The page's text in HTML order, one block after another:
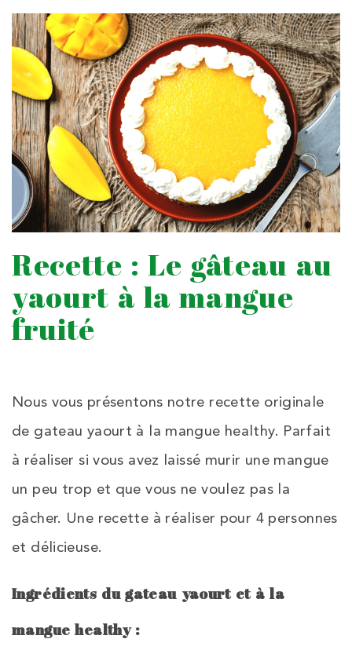
Recette : Le gâteau au
yaourt à la mangue
fruité
Nous vous présentons notre recette originale
de gateau yaourt à la mangue healthy. Parfait
à réaliser si vous avez laissé murir une mangue
un peu trop et que vous ne voulez pas la
gâcher. Une recette à réaliser pour 4 personnes
et délicieuse.
Ingrédients du gateau yaourt et à la
mangue healthy :